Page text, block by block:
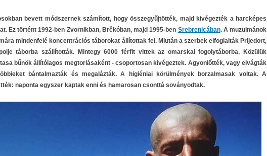
bevett módszernek számított, hogy összegyűjtötték, majd kivégezték a harcképes
Ez történt 1992-ben Zvornikban, Brčkóban, majd 1995-ben Srebrenicában. A muzulmánok
mindenfelé koncentrációs táborokat állítottak fel. Miután a szerbek elfoglalták Prijedort,
táborba szállították. Mintegy 6000 férfit vittek az omarskai fogolytáborba, Közülük
bűnök állítólagos megtorlásaként - csoportosan kivégeztek. Agyonlőtték, vagy elvágták
bántalmazták és megalázták. A higiéniai körülmények borzalmasak voltak. A
naponta egyszer kaptak enni és hamarosan csonttá soványodtak.